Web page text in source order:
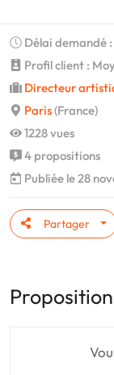
Délai demandé
Profil client :
Directeur
Paris(France)
1228 vues
4 propositions
Publiée le 28
Partager